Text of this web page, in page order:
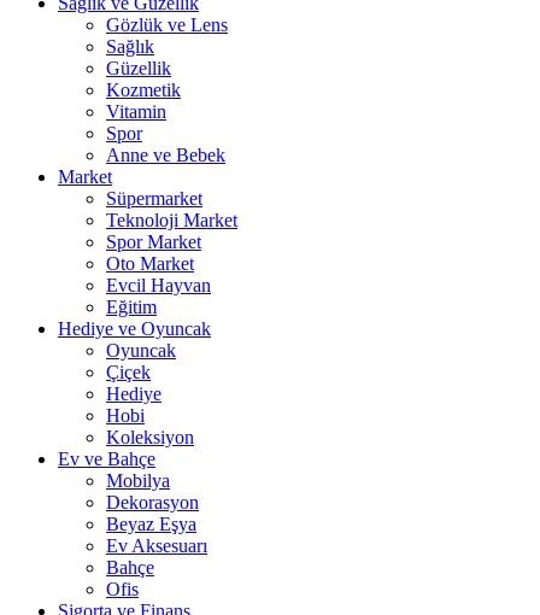
Gözlük ve Lens
Sağlık
Güzellik
Kozmetik
Vitamin
Spor
Anne ve Bebek
Market
Süpermarket
Teknoloji Market
Spor Market
Oto Market
Evcil Hayvan
Eğitim
Hediye ve Oyuncak
Oyuncak
Çiçek
Hediye
Hobi
Koleksiyon
Ev ve Bahçe
Mobilya
Dekorasyon
Beyaz Eşya
Ev Aksesuarı
Bahçe
Ofis
Sigorta ve Finans